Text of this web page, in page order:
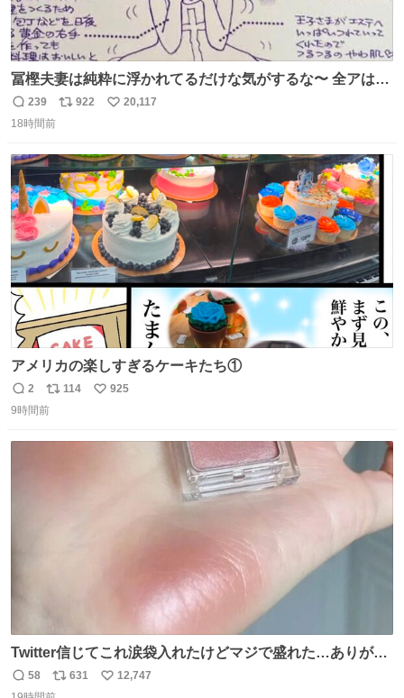
冨樫夫妻は純粋に浮かれてるだけな気がするな〜 全アはこ
こに自分の市場価値的なものを上乗せするので、 すっぴん
＆寝起きのボサボサ頭でも「今日も可愛いね」が止まらな
156cm40kg、年中日焼け止めとお友達の私より綺麗な手や
めてもろて とか言う
返
信
239
リ
ト
数
922
い
数
20,117
18時間前
アメリカの楽しすぎるケーキたち①
返
信
2
リ
ポ
114
い
925
9時間前
Twitter信じてこれ涙袋入れたけどマジで盛れた…ありがと
う…
返
58
リ
631
い
12,747